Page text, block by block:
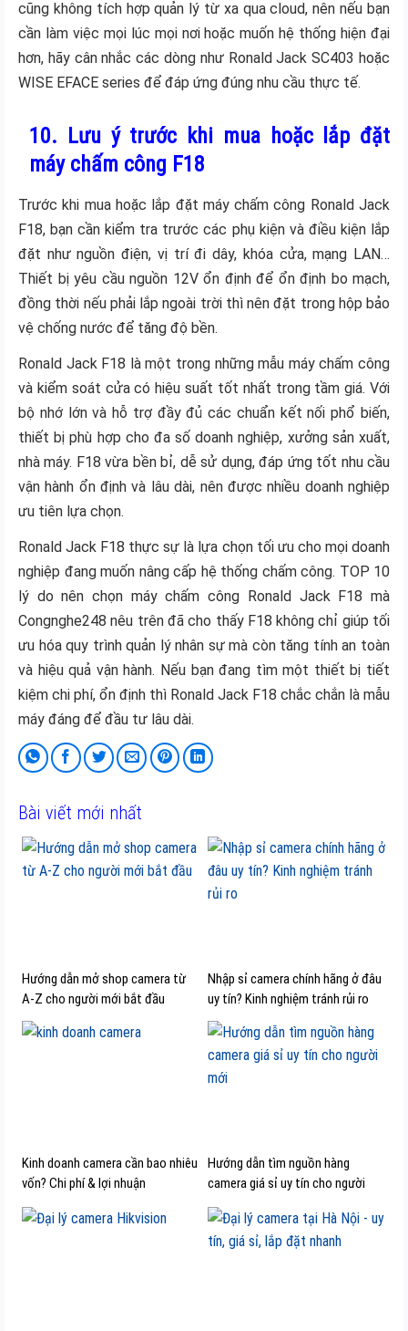
cũng không tích hợp quản lý từ xa qua cloud, nên nếu bạn
cần làm việc mọi lúc mọi nơi hoặc muốn hệ thống hiện đại
hơn, hãy cân nhắc các dòng như Ronald Jack SC403 hoặc
WISE EFACE series để đáp ứng đúng nhu cầu thực tế.
10. Lưu ý trước khi mua hoặc lắp đặt
máy chấm công F18
Trước khi mua hoặc lắp đặt máy chấm công Ronald Jack
F18, bạn cần kiểm tra trước các phụ kiện và điều kiện lắp
đặt như nguồn điện, vị trí đi dây, khóa cửa, mạng LAN…
Thiết bị yêu cầu nguồn 12V ổn định để ổn định bo mạch,
đồng thời nếu phải lắp ngoài trời thì nên đặt trong hộp bảo
vệ chống nước để tăng độ bền.
Ronald Jack F18 là một trong những mẫu máy chấm công
và kiểm soát cửa có hiệu suất tốt nhất trong tầm giá. Với
bộ nhớ lớn và hỗ trợ đầy đủ các chuẩn kết nối phổ biến,
thiết bị phù hợp cho đa số doanh nghiệp, xưởng sản xuất,
nhà máy. F18 vừa bền bỉ, dễ sử dụng, đáp ứng tốt nhu cầu
vận hành ổn định và lâu dài, nên được nhiều doanh nghiệp
ưu tiên lựa chọn.
Ronald Jack F18 thực sự là lựa chọn tối ưu cho mọi doanh
nghiệp đang muốn nâng cấp hệ thống chấm công. TOP 10
lý do nên chọn máy chấm công Ronald Jack F18 mà
Congnghe248 nêu trên đã cho thấy F18 không chỉ giúp tối
ưu hóa quy trình quản lý nhân sự mà còn tăng tính an toàn
và hiệu quả vận hành. Nếu bạn đang tìm một thiết bị tiết
kiệm chi phí, ổn định thì Ronald Jack F18 chắc chắn là mẫu
máy đáng để đầu tư lâu dài.
Bài viết mới nhất
Hướng dẫn mở shop camera từ
A-Z cho người mới bắt đầu
Nhập sỉ camera chính hãng ở đâu
uy tín? Kinh nghiệm tránh rủi ro
Kinh doanh camera cần bao nhiêu
vốn? Chi phí & lợi nhuận
Hướng dẫn tìm nguồn hàng
camera giá sỉ uy tín cho người
mới